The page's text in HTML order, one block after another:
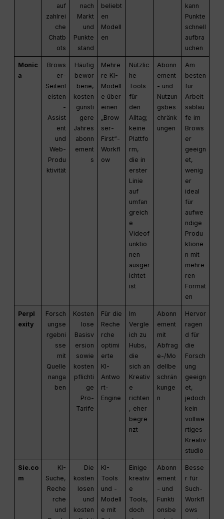
auf
zahlrei
che
Chatb
ots
nach
Markt
und
Punkte
stand
beliebt
en
Modell
en
kann
Punkte
schnell
aufbra
uchen
Monic
a
Brows
er-
Seitenl
eisten
-
Assist
ent
und
Web-
Produ
ktivität
Häufig
bewor
bene,
kosten
günsti
gere
Jahres
abonn
ement
s
Mehre
re KI-
Modell
e über
einen
„Brow
ser-
First“-
Workfl
ow
Nützlic
he
Tools
für
den
Alltag;
keine
Plattfo
rm,
die in
erster
Linie
auf
umfan
greich
e
Videof
unktio
nen
ausger
ichtet
ist
Abonn
ement
- und
Nutzun
gsbes
chränk
ungen
Am
besten
für
Arbeit
sabläu
fe im
Brows
er
geeign
et,
wenig
er
ideal
für
aufwe
ndige
Produ
ktione
n mit
mehre
ren
Format
en
Perpl
exity
Forsch
ungse
rgebni
sse
mit
Quelle
nanga
ben
Kosten
lose
Basisv
ersion
sowie
kosten
pflichti
ge
Pro-
Tarife
Für die
Reche
rche
optimi
erte
KI-
Antwo
rt-
Engine
Im
Vergle
ich zu
Hubs,
die
sich an
Kreativ
e
richten
, eher
begre
nzt
Abonn
ement
mit
Abfrag
e-/Mo
dellbe
schrän
kunge
n
Hervor
ragen
d für
die
Forsch
ung
geeign
et,
jedoch
kein
vollwe
rtiges
Kreativ
studio
Sie.co
m
KI-
Suche,
Reche
rche
und
Die
kosten
losen
und
kosten
KI-
Tools
und -
Modell
e mit
Einige
kreativ
e
Tools,
doch
Abonn
ement
- und
Funkti
onsbe
Besse
r für
Such-
Workfl
ows